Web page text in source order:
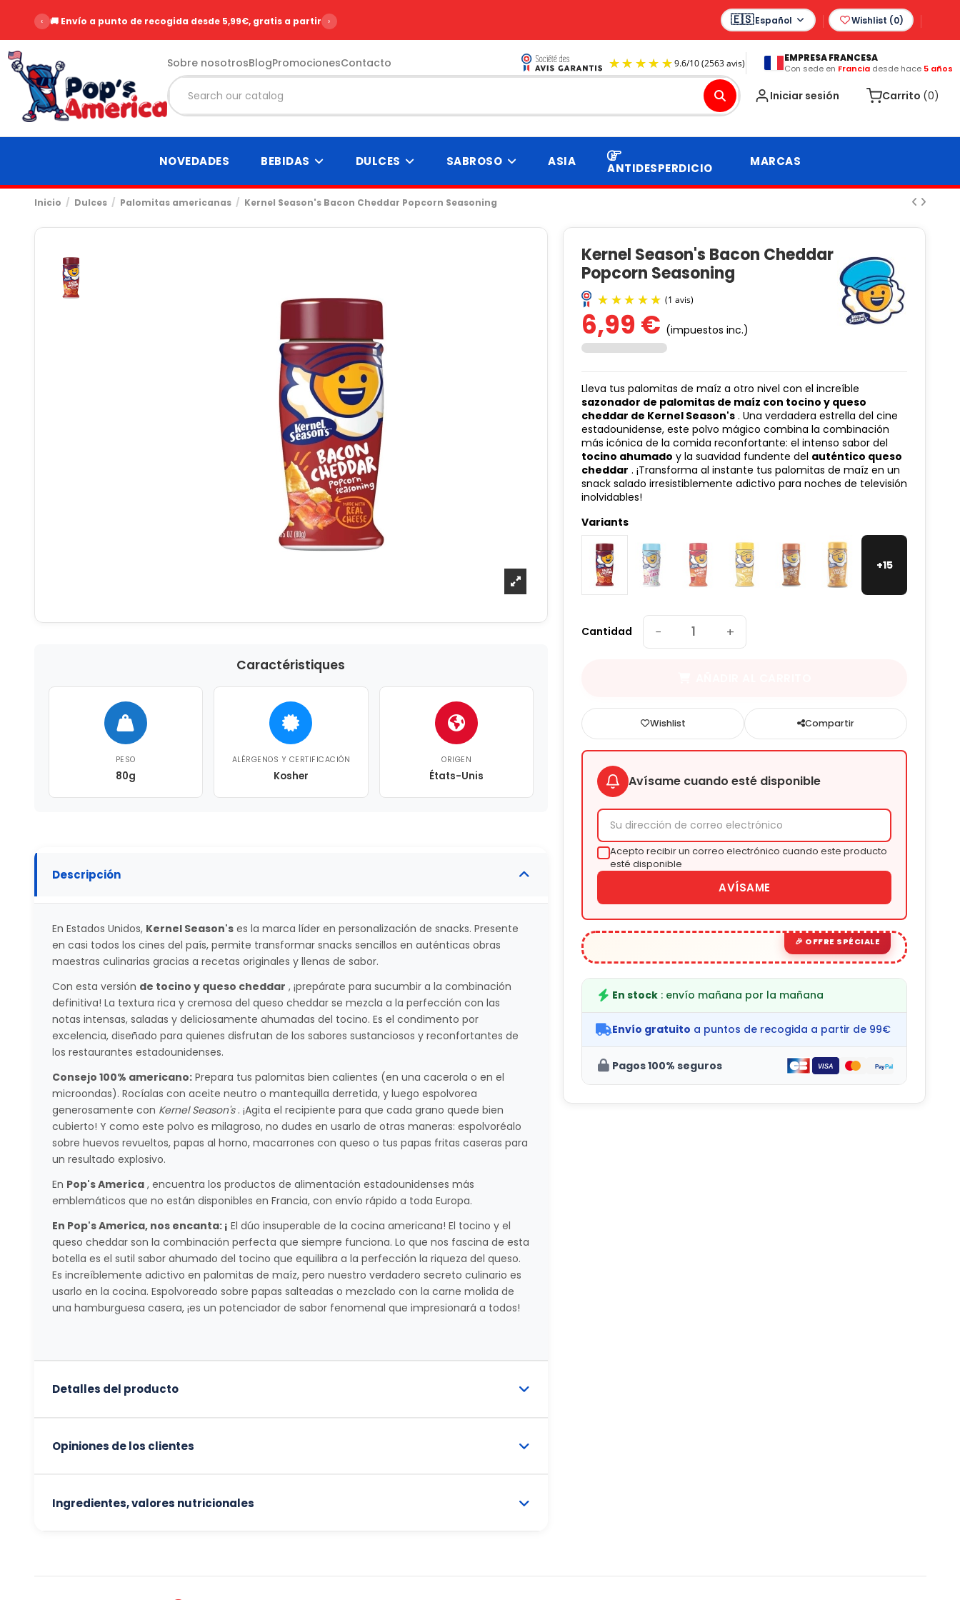
‹ 🚚 Envío a punto de recogida desde 5,99€, gratis a partir de 99€
› Español Wishlist (0)
Sobre nosotrosBlogPromocionesContacto
9.6/10 (2563 avis)
EMPRESA FRANCESA
Con sede en Franciadesde hace 5 años
Iniciar sesión Carrito (0)
NOVEDADES BEBIDAS DULCES SABROSO ASIA ANTIDESPERDICIO MARCAS
Inicio Dulces Palomitas americanas Kernel Season's Bacon Cheddar Popcorn Seasoning
Caractéristiques
PESO
80g
ALÉRGENOS Y CERTIFICACIÓN
Kosher
ORIGEN
États-Unis
Descripción
En Estados Unidos, Kernel Season'ses la marca líder en personalización de snacks. Presente
en casi todos los cines del país, permite transformar snacks sencillos en auténticas obras
maestras culinarias gracias a recetas originales y llenas de sabor.
Con esta versión de tocino y queso cheddar , ¡prepárate para sucumbir a la combinación
definitiva! La textura rica y cremosa del queso cheddar se mezcla a la perfección con las
notas intensas, saladas y deliciosamente ahumadas del tocino. Es el condimento por
excelencia, diseñado para quienes disfrutan de los sabores sustanciosos y reconfortantes de
los restaurantes estadounidenses.
Consejo 100% americano:Prepara tus palomitas bien calientes (en una cacerola o en el
microondas). Rocíalas con aceite neutro o mantequilla derretida, y luego espolvorea
generosamente con Kernel Season's. ¡Agita el recipiente para que cada grano quede bien
cubierto! Y como este polvo es milagroso, no dudes en usarlo de otras maneras: espolvoréalo
sobre huevos revueltos, papas al horno, macarrones con queso o tus papas fritas caseras para
un resultado explosivo.
En Pop's America, encuentra los productos de alimentación estadounidenses más
emblemáticos que no están disponibles en Francia, con envío rápido a toda Europa.
En Pop's America, nos encanta: ¡ El dúo insuperable de la cocina americana! El tocino y el
queso cheddar son la combinación perfecta que siempre funciona. Lo que nos fascina de esta
botella es el sutil sabor ahumado del tocino que equilibra a la perfección la riqueza del queso.
Es increíblemente adictivo en palomitas de maíz, pero nuestro verdadero secreto culinario es
usarlo en la cocina. Espolvoreado sobre papas salteadas o mezclado con la carne molida de
una hamburguesa casera, ¡es un potenciador de sabor fenomenal que impresionará a todos!
Detalles del producto
Opiniones de los clientes
Ingredientes, valores nutricionales
Kernel Season's Bacon Cheddar
Popcorn Seasoning
6,99 € (impuestos inc.)
Lleva tus palomitas de maíz a otro nivel con el increíble
sazonador de palomitas de maíz con tocino y queso
cheddar de Kernel Season's . Una verdadera estrella del cine
estadounidense, este polvo mágico combina la combinación
más icónica de la comida reconfortante: el intenso sabor del
tocino ahumado y la suavidad fundente del auténtico queso
cheddar . ¡Transforma al instante tus palomitas de maíz en un
snack salado irresistiblemente adictivo para noches de televisión
inolvidables!
Variants
+15
Cantidad − +
Wishlist Compartir
Avísame cuando esté disponible
Acepto recibir un correo electrónico cuando este producto
esté disponible
AVÍSAME
En stock : envío mañana por la mañana
Envío gratuito a puntos de recogida a partir de 99€
Pagos 100% seguros